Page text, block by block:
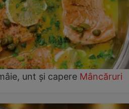
unt și capere Mâncăruri